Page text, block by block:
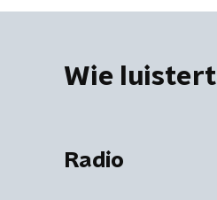
Wie luistert
Radio